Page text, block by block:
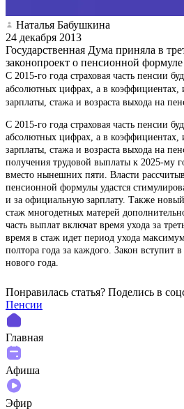
Наталья Бабушкина
24 декабря 2013
Государственная Дума приняла в
законопроект о пенсионной
С 2015-го года страховая часть пенсии
абсолютных цифрах, а в коэффициентах,
зарплаты, стажа и возраста выхода на
С 2015-го года страховая часть пенсии
абсолютных цифрах, а в коэффициентах,
зарплаты, стажа и возраста выхода на
получения трудовой выплаты к 2025-му
вместо нынешних пяти. Власти
пенсионной формулы удастся
и за официальную зарплату. Также новый
стаж многодетных матерей
часть выплат включат время ухода за
время в стаж идет период ухода
полтора года за каждого. Закон вступит
нового года.
Понравилась статья? Поделиcь в
Пенсии
Главная
Афиша
Эфир